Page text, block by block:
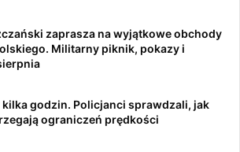
zaprasza na wyjątkowe obchody
Militarny piknik, pokazy i
godzin. Policjanci sprawdzali, jak
ograniczeń prędkości